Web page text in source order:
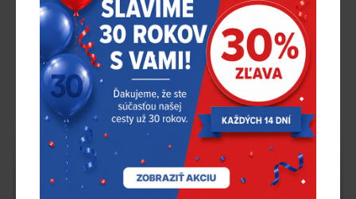
Vyzúvačka pneu Hunter
TCX 565
Cena na vyžiadanie
Vyzúvačka pneu Hunter
TCX 525
Cena na vyžiadanie